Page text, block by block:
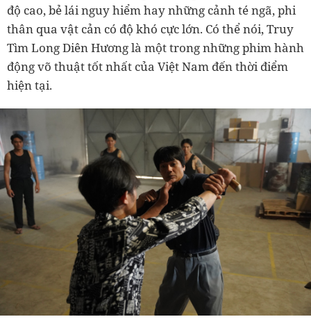
độ cao, bẻ lái nguy hiểm hay những cảnh té ngã, phi
thân qua vật cản có độ khó cực lớn. Có thể nói, Truy
Tìm Long Diên Hương là một trong những phim hành
động võ thuật tốt nhất của Việt Nam đến thời điểm
hiện tại.